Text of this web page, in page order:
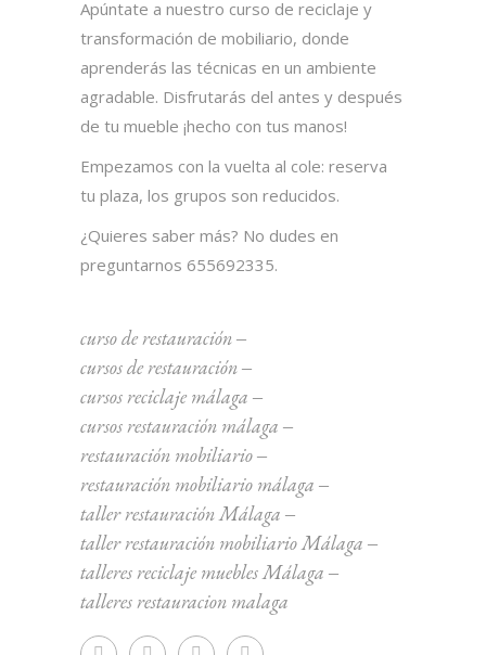
Apúntate a nuestro curso de reciclaje y
transformación de mobiliario, donde
aprenderás las técnicas en un ambiente
agradable. Disfrutarás del antes y después
de tu mueble ¡hecho con tus manos!
Empezamos con la vuelta al cole: reserva
tu plaza, los grupos son reducidos.
¿Quieres saber más? No dudes en
preguntarnos 655692335.
curso de restauración‒
cursos de restauración‒
cursos reciclaje málaga ‒
cursos restauración málaga ‒
restauración mobiliario‒
restauración mobiliario málaga ‒
taller restauración Málaga ‒
taller restauración mobiliario Málaga ‒
talleres reciclaje muebles Málaga ‒
talleres restauracion malaga